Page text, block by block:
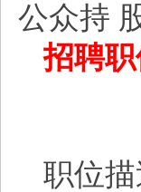
公众持
招聘
职位描